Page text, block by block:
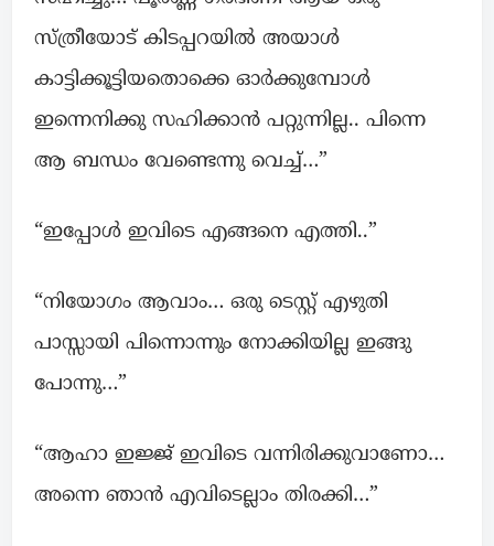
സ്ത്രീയോട് കിടപ്പറയിൽ അയാൾ
കാട്ടിക്കൂട്ടിയതൊക്കെ ഓർക്കുമ്പോൾ
ഇന്നെനിക്കു സഹിക്കാൻ പറ്റുന്നില്ല.. പിന്നെ
ആ ബന്ധം വേണ്ടെന്നു വെച്ച്…”
“ഇപ്പോൾ ഇവിടെ എങ്ങനെ എത്തി..”
“നിയോഗം ആവാം… ഒരു ടെസ്റ്റ്‌ എഴുതി
പാസ്സായി പിന്നൊന്നും നോക്കിയില്ല ഇങ്ങു
പോന്നു…”
“ആഹാ ഇജ്ജ് ഇവിടെ വന്നിരിക്കുവാണോ…
അന്നെ ഞാൻ എവിടെല്ലാം തിരക്കി…”